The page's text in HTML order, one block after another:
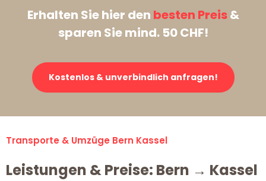
Erhalten Sie hier den besten Preis&
sparen Sie mind. 50 CHF!
Kostenlos & unverbindlich anfragen!
Transporte & Umzüge Bern Kassel
Leistungen & Preise: Bern → Kassel